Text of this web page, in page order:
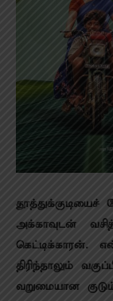
அக்காவுடன்
கெட்டிக்காரன்.
திரிந்தாலும்
வறுமையான